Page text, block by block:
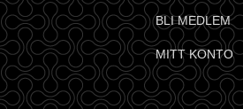
BLI MEDLEM
MITT KONTO